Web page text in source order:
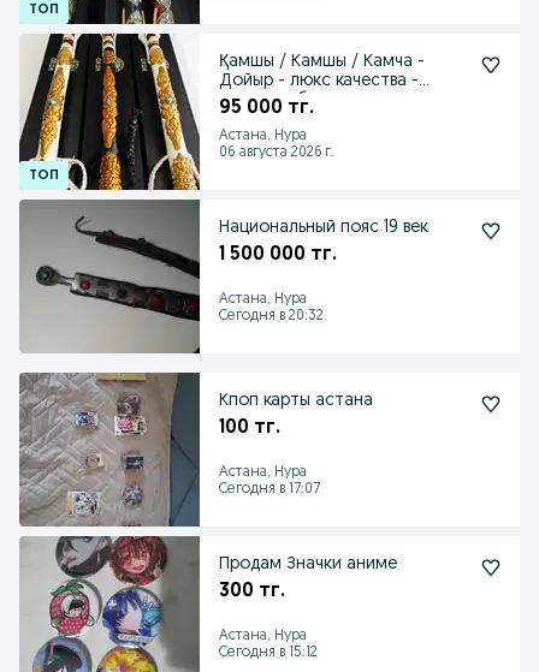
Қамшы / Камшы / Камча -
Дойыр - люкс качества -
ручная работа
95 000 тг.
Астана, Нура
06 августа 2026 г.
Национальный пояс 19 век
1 500 000 тг.
Астана, Нура
Сегодня в 20:32
Кпоп карты астана
100 тг.
Астана, Нура
Сегодня в 17:07
Продам Значки аниме
300 тг.
Астана, Нура
Сегодня в 15:12